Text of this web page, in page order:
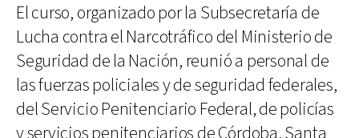
El curso, organizado por la Subsecretaría de
Lucha contra el Narcotráfico del Ministerio de
Seguridad de la Nación, reunió a personal de
las fuerzas policiales y de seguridad federales,
del Servicio Penitenciario Federal, de policías
y servicios penitenciarios de Córdoba, Santa